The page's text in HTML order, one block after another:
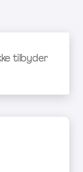
tilbyder